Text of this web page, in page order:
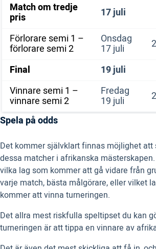
Match om tredje
pris
17 juli
Förlorare semi 1 –
förlorare semi 2
Onsdag
17 juli
Final
19 juli
Vinnare semi 1 –
vinnare semi 2
Fredag
19 juli
Spela på odds
Det kommer självklart finnas möjlighet att
dessa matcher i afrikanska
vilka lag som kommer att gå vidare från
varje match, bästa målgörare, eller vilket
kommer att vinna turneringen.
Det allra mest riskfulla speltipset du kan
turneringen är att tippa en vinnare av